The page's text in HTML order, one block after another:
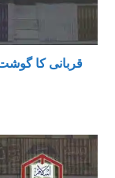
قربانی کا